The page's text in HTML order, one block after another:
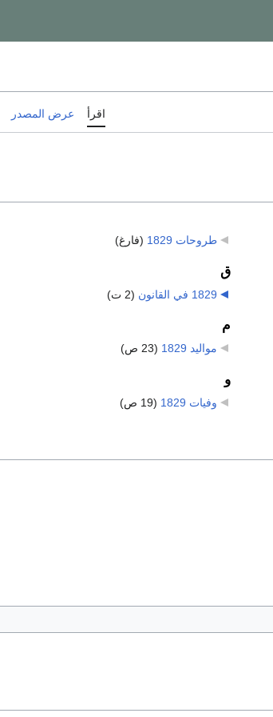
اقرأ عرض المصدر
طروحات 1829 (فارغ)
ق
1829 في القانون (2 ت)
م
مواليد 1829 (23 ص)
و
وفيات 1829 (19 ص)